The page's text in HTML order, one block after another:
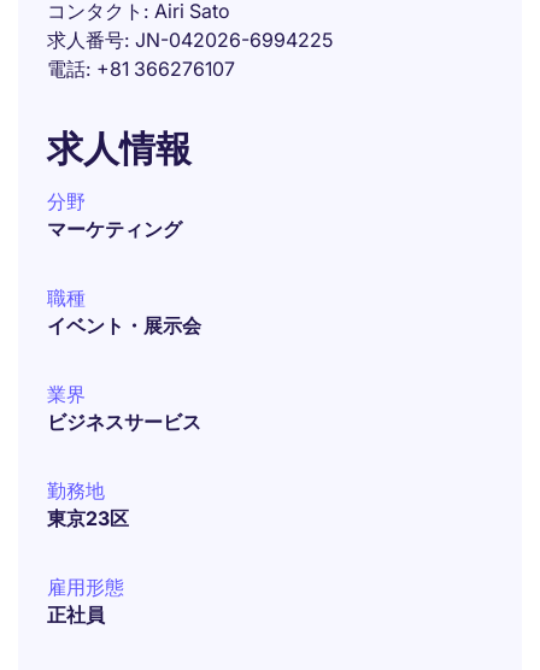
コンタクト
Airi Sato
求人番号 JN-042026-6994225
電話 +81 366276107
求人情報
分野
マーケティング
職種
イベント・展示会
業界
ビジネスサービス
勤務地
東京23区
雇用形態
正社員